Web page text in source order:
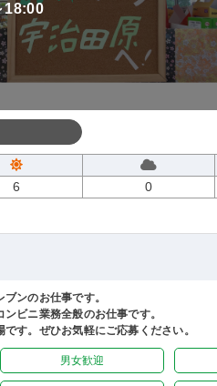
18:00
6 0
ンのお仕事です。
ビニ業務全般のお仕事です。
す。ぜひお気軽にご応募ください。
男女歓迎